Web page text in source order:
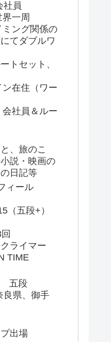
員
一周
ング関係の
てダブルワ
トセット、
在住（ワー
社員＆ルー
、旅のこ
説・映画の
日記等
ィール
（五段+）
ライマー
TIME
五段
良県、御手
出場